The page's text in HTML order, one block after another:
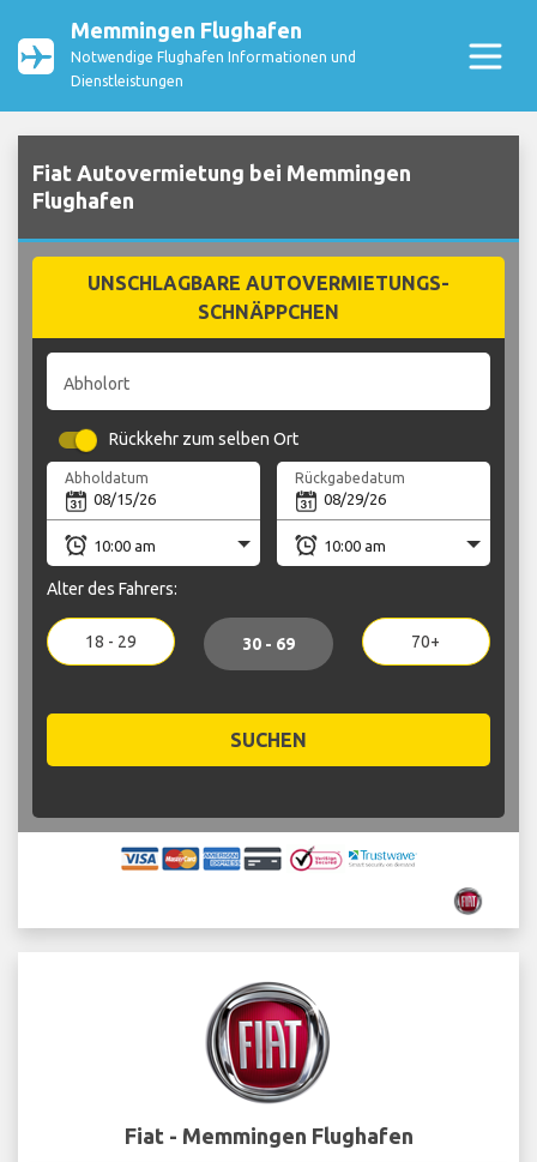
Memmingen Flughafen
Notwendige Flughafen Informationen und
Dienstleistungen
Fiat Autovermietung bei Memmingen
Flughafen
UNSCHLAGBARE AUTOVERMIETUNGS-
SCHNÄPPCHEN
Abholort
Rückkehr zum selben Ort
Abholdatum Rückgabedatum
Alter des Fahrers:
18 - 29 30 - 69 70+
SUCHEN
Fiat - Memmingen Flughafen